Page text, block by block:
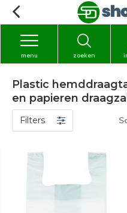
zoeken
menu
Plastic
en papieren
Filters